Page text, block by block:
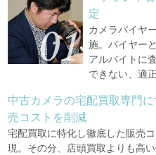
定
カメラバイヤ
施。バイヤー
アルバイトに
できない、適
中古カメラの宅配買取専門
売コストを削減
宅配買取に特化し徹底した販売
現。その分、店頭買取よりも高